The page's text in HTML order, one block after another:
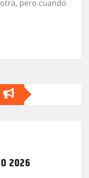
pero cuando
2026